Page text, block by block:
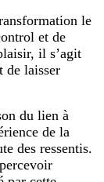
le
et de
il s’agit
de laisser
du lien à
de la
des ressentis.